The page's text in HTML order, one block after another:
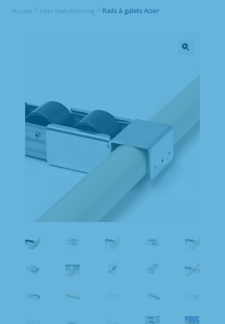
Accueil Lean manufacturing Rails à galets Acier